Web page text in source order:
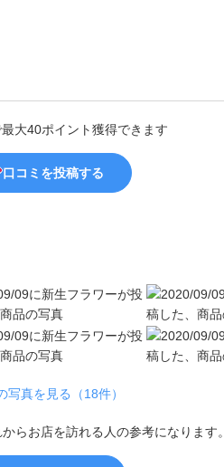
大40ポイント獲得できます
口コミを投稿する
写真を見る（18件）
らお店を訪れる人の参考になります。